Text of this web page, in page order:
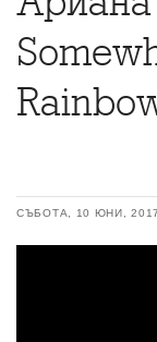
СЪБОТА, 10 ЮНИ, 2017